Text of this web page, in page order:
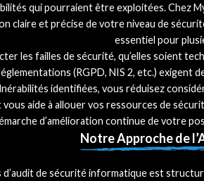
qui pourraient être exploitées. Chez
claire et précise de votre niveau de
essentiel pour
les failles de sécurité, qu’elles soient
(RGPD, NIS 2, etc.) exigent
identifiées, vous réduisez
vous aide à allouer vos ressources de
d’amélioration continue de votre
Notre Approche de
de sécurité informatique est